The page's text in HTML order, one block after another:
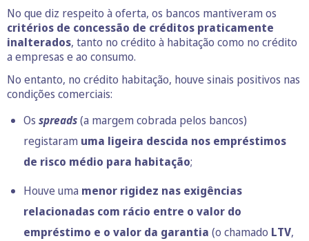
No que diz respeito à oferta, os bancos mantiveram os
critérios de concessão de créditos praticamente
inalterados, tanto no crédito à habitação como no crédito
a empresas e ao consumo.
No entanto, no crédito habitação, houve sinais positivos nas
condições comerciais:
Os spreads(a margem cobrada pelos bancos)
registaram uma ligeira descida nos empréstimos
de risco médio para habitação;
Houve uma menor rigidez nas exigências
relacionadas com rácio entre o valor do
empréstimo e o valor da garantia (o chamado LTV,